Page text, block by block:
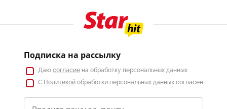
Подписка на рассылку
Даю согласие на обработку персональных данных
С Политикой обработки персональных данных согласен